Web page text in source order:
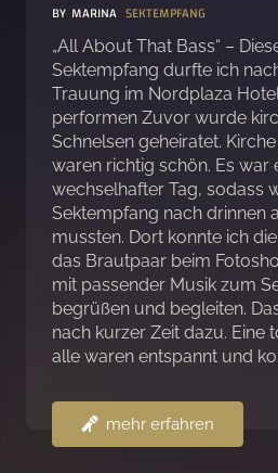
BY MARINA SEKTEMPFANG
„All About That Bass“ –
Sektempfang durfte ich
Trauung im Nordplaza
performen Zuvor wurde
Schnelsen geheiratet.
waren richtig schön. Es war
wechselhafter Tag, sodass
Sektempfang nach drinnen
mussten. Dort konnte ich
das Brautpaar beim
mit passender Musik zum
begrüßen und begleiten.
nach kurzer Zeit dazu. Eine
alle waren entspannt und
mehr erfahren